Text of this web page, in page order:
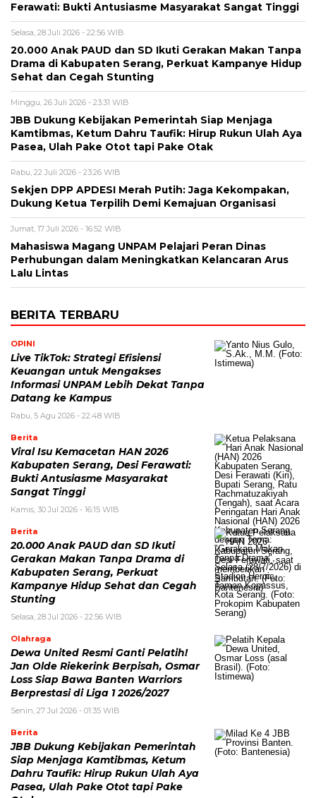
Ferawati: Bukti Antusiasme Masyarakat Sangat Tinggi
Selasa, 28 Juli 2026 - 22:56 WIB
20.000 Anak PAUD dan SD Ikuti Gerakan Makan Tanpa
Drama di Kabupaten Serang, Perkuat Kampanye Hidup
Sehat dan Cegah Stunting
Minggu, 26 Juli 2026 - 23:31 WIB
JBB Dukung Kebijakan Pemerintah Siap Menjaga
Kamtibmas, Ketum Dahru Taufik: Hirup Rukun Ulah Aya
Pasea, Ulah Pake Otot tapi Pake Otak
Rabu, 22 Juli 2026 - 23:26 WIB
Sekjen DPP APDESI Merah Putih: Jaga Kekompakan,
Dukung Ketua Terpilih Demi Kemajuan Organisasi
Jumat, 17 Juli 2026 - 16:52 WIB
Mahasiswa Magang UNPAM Pelajari Peran Dinas
Perhubungan dalam Meningkatkan Kelancaran Arus
Lalu Lintas
BERITA TERBARU
OPINI
Live TikTok: Strategi Efisiensi
Keuangan untuk Mengakses
Informasi UNPAM Lebih Dekat Tanpa
Datang ke Kampus
Rabu, 5 Agu 2026 - 22:48 WIB
Berita
Viral Isu Kemacetan HAN 2026
Kabupaten Serang, Desi Ferawati:
Bukti Antusiasme Masyarakat
Sangat Tinggi
Kamis, 30 Jul 2026 - 16:15 WIB
Berita
20.000 Anak PAUD dan SD Ikuti
Gerakan Makan Tanpa Drama di
Kabupaten Serang, Perkuat
Kampanye Hidup Sehat dan Cegah
Stunting
Selasa, 28 Jul 2026 - 22:56 WIB
Olahraga
Dewa United Resmi Ganti Pelatih!
Jan Olde Riekerink Berpisah, Osmar
Loss Siap Bawa Banten Warriors
Berprestasi di Liga 1 2026/2027
Senin, 27 Jul 2026 - 01:35 WIB
Berita
JBB Dukung Kebijakan Pemerintah
Siap Menjaga Kamtibmas, Ketum
Dahru Taufik: Hirup Rukun Ulah Aya
Pasea, Ulah Pake Otot tapi Pake